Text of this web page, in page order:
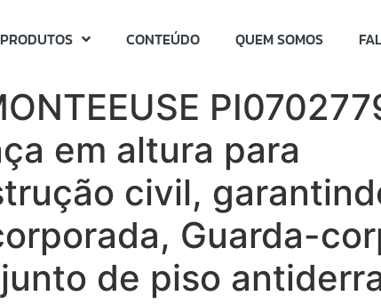
PRODUTOS CONTEÚDO QUEM SOMOS
em altura para
civil,
Guarda-
de piso